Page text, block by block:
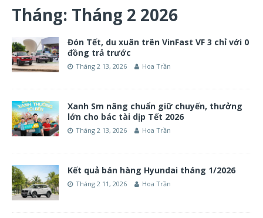
Tháng: Tháng 2 2026
Đón Tết, du xuân trên VinFast VF 3 chỉ với 0
đồng trả trước
Tháng 2 13, 2026 Hoa Trần
Xanh Sm nâng chuẩn giữ chuyến, thưởng
lớn cho bác tài dịp Tết 2026
Tháng 2 13, 2026 Hoa Trần
Kết quả bán hàng Hyundai tháng 1/2026
Tháng 2 11, 2026 Hoa Trần